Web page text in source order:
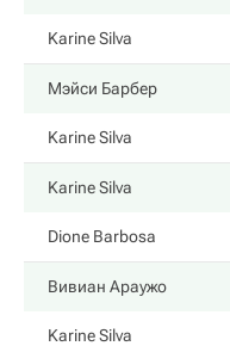
Karine Silva
Мэйси Барбер
Karine Silva
Karine Silva
Dione Barbosa
Вивиан Араужо
Karine Silva